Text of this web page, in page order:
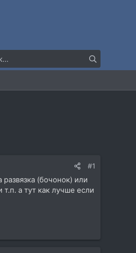
#1
(бочонок) или
т.п. а тут как лучше если